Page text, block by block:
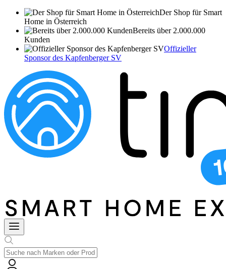
Der Shop für Smart
Home in Österreich
Bereits über 2.000.000
Kunden
Offizieller
Sponsor des Kapfenberger SV